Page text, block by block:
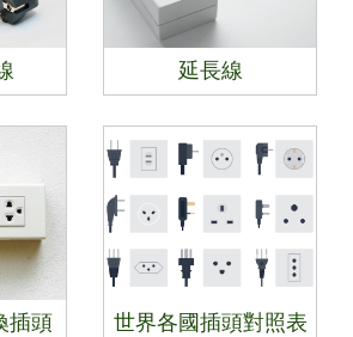
延長線
插頭 世界各國插頭對照表